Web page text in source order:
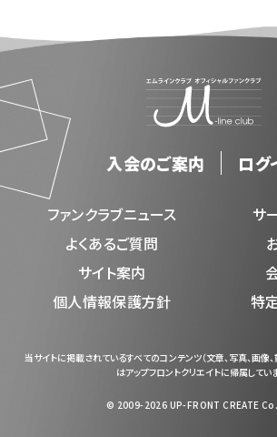
入会のご案内 ログ
ファンクラブニュース
サ
よくあるご質問
サイト案内
個人情報保護方針
特
当サイトに掲載されているすべてのコンテンツ（文章、写真、画像
はアップフロントクリエイトに帰属してい
© 2009-2026 UP-FRONT CREATE